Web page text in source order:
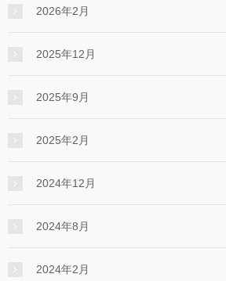
2026年2月
2025年12月
2025年9月
2025年2月
2024年12月
2024年8月
2024年2月